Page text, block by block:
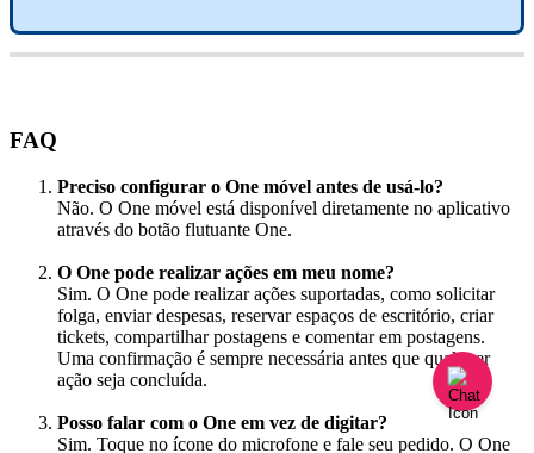
FAQ
Preciso configurar o One móvel antes de usá-lo?
Não. O One móvel está disponível diretamente no aplicativo
através do botão flutuante One.
O One pode realizar ações em meu nome?
Sim. O One pode realizar ações suportadas, como solicitar
folga, enviar despesas, reservar espaços de escritório, criar
tickets, compartilhar postagens e comentar em postagens.
Uma confirmação é sempre necessária antes que qualquer
ação seja concluída.
Posso falar com o One em vez de digitar?
Sim. Toque no ícone do microfone e fale seu pedido. O One